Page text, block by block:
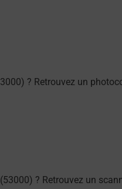
? Retrouvez un
? Retrouvez un